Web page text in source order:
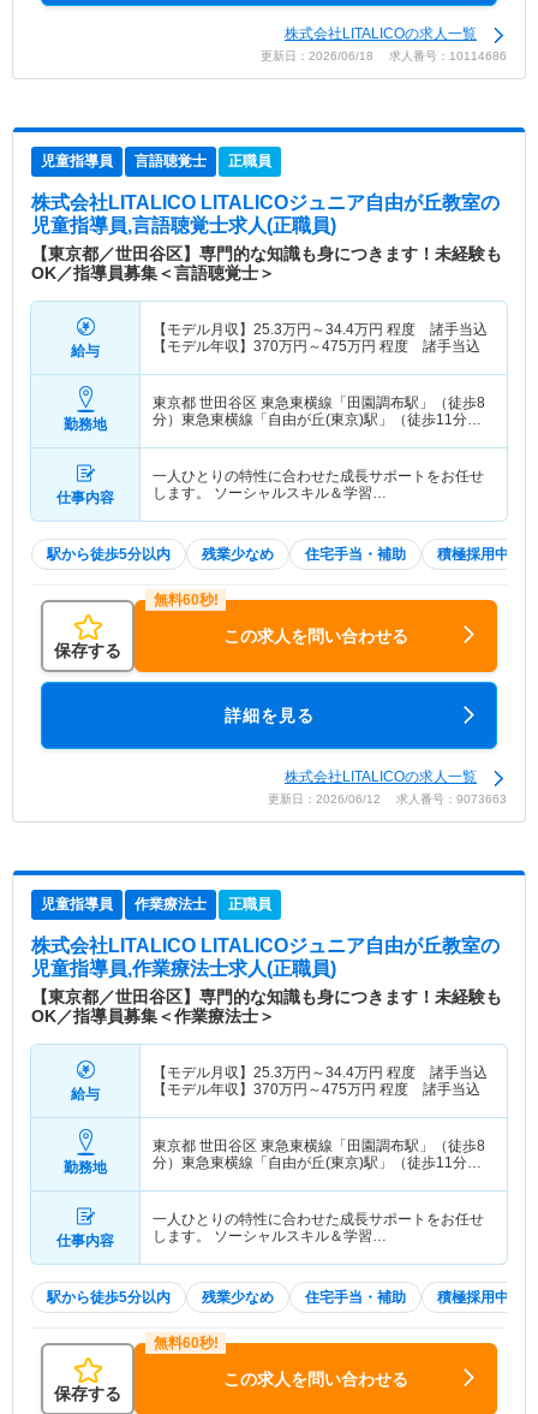
株式会社LITALICOの求人一覧
更新日：2026/06/18 求人番号：10114686
児童指導員 言語聴覚士 正職員
株式会社LITALICO LITALICOジュニア自由が丘教室の
児童指導員,言語聴覚士求人(正職員)
【東京都／世田谷区】専門的な知識も身につきます！未経験も
OK／指導員募集＜言語聴覚士＞
給与
【モデル月収】 25.3万円～34.4万円 程度 諸手当込
【モデル年収】 370万円～475万円 程度 諸手当込
勤務地
東京都 世田谷区 東急東横線「田園調布駅」（徒歩8
分）東急東横線「自由が丘(東京)駅」（徒歩11分）
仕事内容
一人ひとりの特性に合わせた成長サポートをお任せ
します。 ソーシャルスキル＆学習…
駅から徒歩5分以内 残業少なめ 住宅手当・補助 積極採用中
保存する
この求人を問い合わせる
詳細を見る
株式会社LITALICOの求人一覧
更新日：2026/06/12 求人番号：9073663
児童指導員 作業療法士 正職員
株式会社LITALICO LITALICOジュニア自由が丘教室の
児童指導員,作業療法士求人(正職員)
【東京都／世田谷区】専門的な知識も身につきます！未経験も
OK／指導員募集＜作業療法士＞
給与
【モデル月収】 25.3万円～34.4万円 程度 諸手当込
【モデル年収】 370万円～475万円 程度 諸手当込
勤務地
東京都 世田谷区 東急東横線「田園調布駅」（徒歩8
分）東急東横線「自由が丘(東京)駅」（徒歩11分）
仕事内容
一人ひとりの特性に合わせた成長サポートをお任せ
します。 ソーシャルスキル＆学習…
駅から徒歩5分以内 残業少なめ 住宅手当・補助 積極採用中
保存する
この求人を問い合わせる